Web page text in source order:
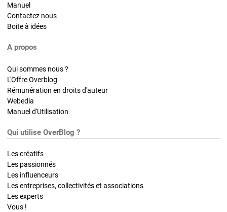
Manuel
Contactez nous
Boite à idées
A propos
Qui sommes nous ?
L'Offre Overblog
Rémunération en droits d'auteur
Webedia
Manuel d'Utilisation
Qui utilise OverBlog ?
Les créatifs
Les passionnés
Les influenceurs
Les entreprises, collectivités et associations
Les experts
Vous !